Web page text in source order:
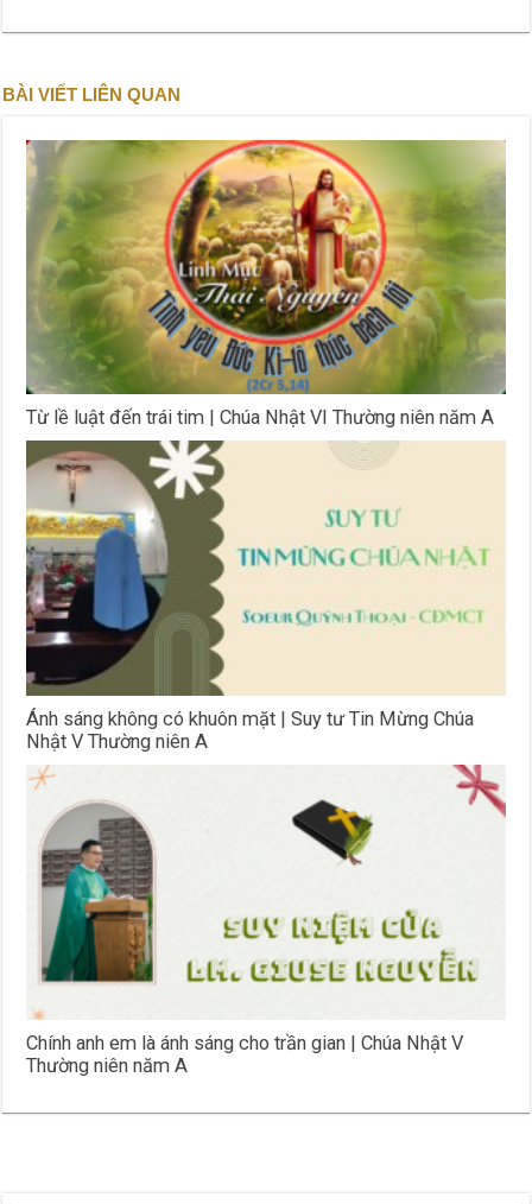
BÀI VIẾT LIÊN QUAN
Từ lề luật đến trái tim | Chúa Nhật VI Thường niên năm A
Ánh sáng không có khuôn mặt | Suy tư Tin Mừng Chúa
Nhật V Thường niên A
Chính anh em là ánh sáng cho trần gian | Chúa Nhật V
Thường niên năm A